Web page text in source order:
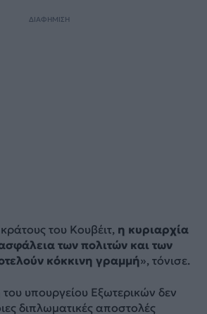
ΔΙΑΦΗΜΙΣΗ
του Κουβέιτ, η κυριαρχία
των πολιτών και των
κόκκινη γραμμή», τόνισε.
υπουργείου Εξωτερικών δεν
διπλωματικές αποστολές